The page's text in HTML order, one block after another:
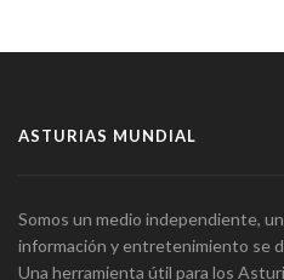
ASTURIAS MUNDIAL
Somos un medio independiente,
información y entretenimiento se
Una herramienta útil para los